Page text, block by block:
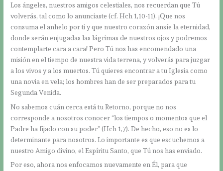
Los ángeles, nuestros amigos celestiales, nos recuerdan que Tú
volverás, tal como lo anunciaste (cf. Hch 1,10-11). ¡Que nos
consuma el anhelo por ti y que nuestro corazón ansíe la eternidad,
donde serán enjugadas las lágrimas de nuestros ojos y podremos
contemplarte cara a cara! Pero Tú nos has encomendado una
misión en el tiempo de nuestra vida terrena, y volverás para juzgar
a los vivos y a los muertos. Tú quieres encontrar a tu Iglesia como
una novia en vela; los hombres han de ser preparados para tu
Segunda Venida.
No sabemos cuán cerca está tu Retorno, porque no nos
corresponde a nosotros conocer “los tiempos o momentos que el
Padre ha fijado con su poder” (Hch 1,7). De hecho, eso no es lo
determinante para nosotros. Lo importante es que escuchemos a
nuestro Amigo divino, el Espíritu Santo, que Tú nos has enviado.
Por eso, ahora nos enfocamos nuevamente en Él, para que